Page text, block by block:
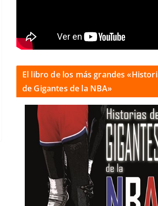
El libro de los más grandes
de Gigantes de la NBA»